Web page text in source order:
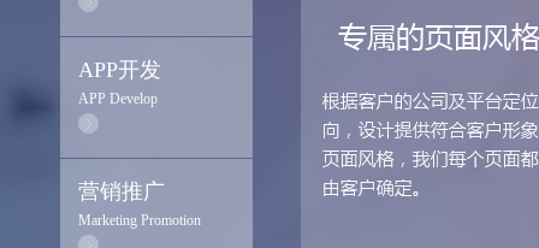
APP开发
APP Develop
营销推广
Marketing Promotion